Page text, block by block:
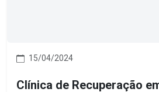
15/04/2024
Clínica de Recuperação